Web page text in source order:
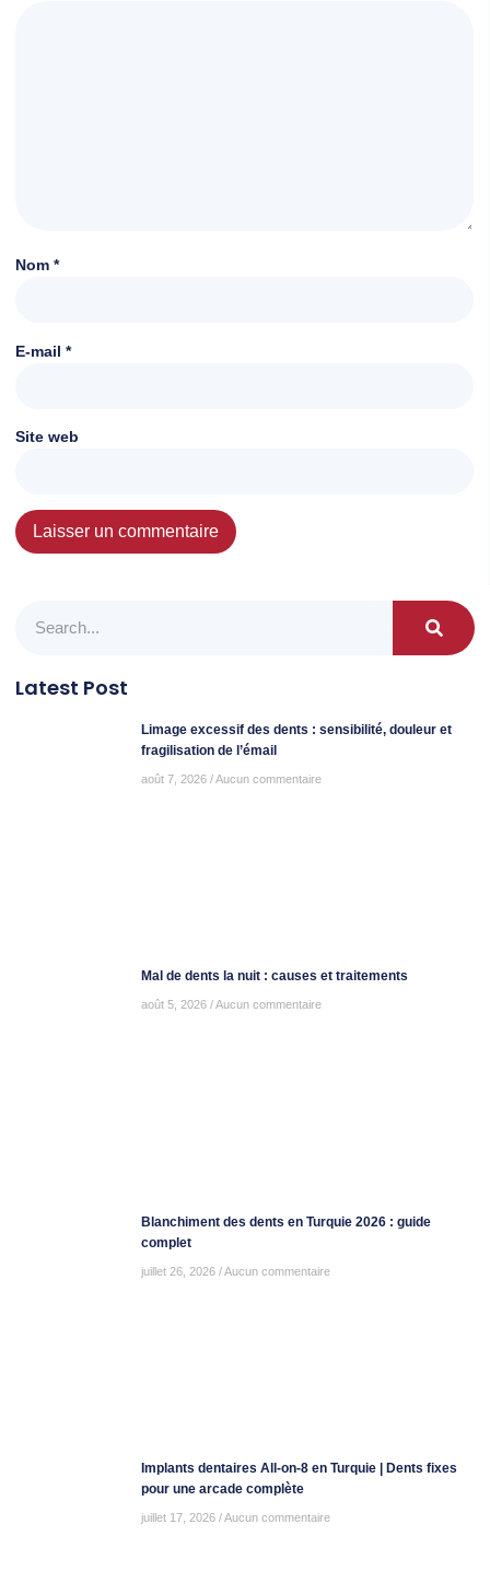
Nom *
E-mail *
Site web
Latest Post
Limage excessif des dents : sensibilité, douleur et
fragilisation de l’émail
août 7, 2026 Aucun commentaire
Mal de dents la nuit : causes et traitements
août 5, 2026 Aucun commentaire
Blanchiment des dents en Turquie 2026 : guide
complet
juillet 26, 2026 Aucun commentaire
Implants dentaires All-on-8 en Turquie | Dents fixes
pour une arcade complète
juillet 17, 2026 Aucun commentaire